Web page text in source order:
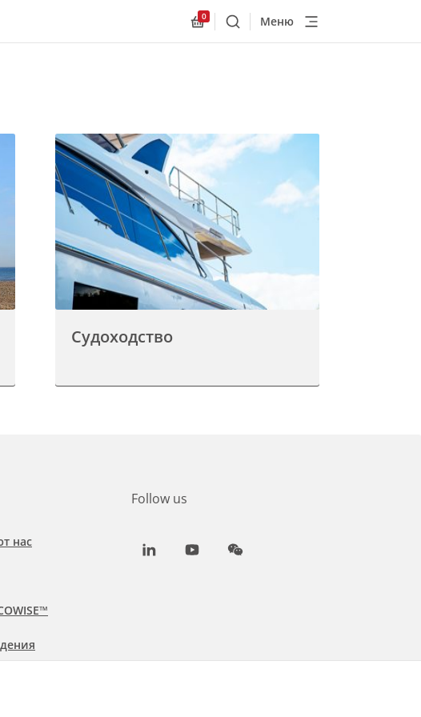
Allnex.GeneralResources.Cart
0
ПоискМеню
Судоходство
нас
Follow us
LinkedInYoutubeWeChat